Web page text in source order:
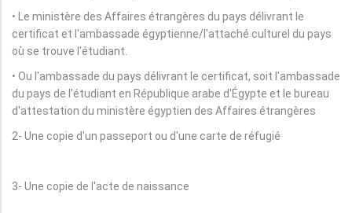
• Le ministère des Affaires étrangères du pays délivrant le
certificat et l'ambassade égyptienne/l'attaché culturel du pays
où se trouve l'étudiant.
• Ou l'ambassade du pays délivrant le certificat, soit l'ambassade
du pays de l'étudiant en République arabe d'Égypte et le bureau
d'attestation du ministère égyptien des Affaires étrangères
2- Une copie d'un passeport ou d'une carte de réfugié
3- Une copie de l'acte de naissance